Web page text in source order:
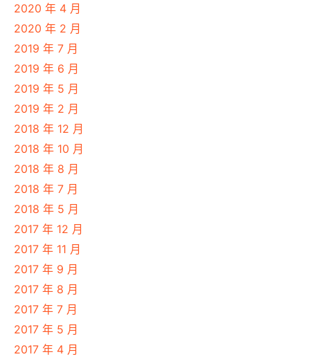
2020 年 4 月
2020 年 2 月
2019 年 7 月
2019 年 6 月
2019 年 5 月
2019 年 2 月
2018 年 12 月
2018 年 10 月
2018 年 8 月
2018 年 7 月
2018 年 5 月
2017 年 12 月
2017 年 11 月
2017 年 9 月
2017 年 8 月
2017 年 7 月
2017 年 5 月
2017 年 4 月